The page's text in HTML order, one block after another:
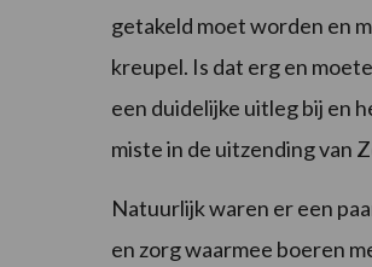
getakeld moet worden en
kreupel. Is dat erg en
een duidelijke uitleg bij en
miste in de uitzending van
Natuurlijk waren er een
en zorg waarmee boeren